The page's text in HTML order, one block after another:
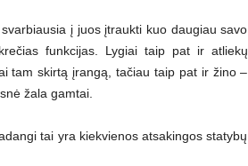
į juos įtraukti kuo daugiau savo
funkcijas. Lygiai taip pat ir atliekų
tam skirtą įrangą, tačiau taip pat ir žino –
žala gamtai.
tai yra kiekvienos atsakingos statybų